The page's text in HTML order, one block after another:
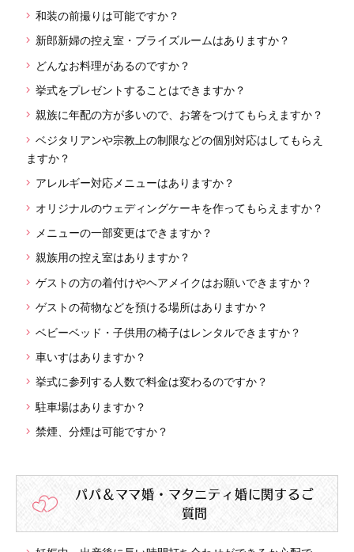
和装の前撮りは可能ですか？
新郎新婦の控え室・ブライズルームはありますか？
どんなお料理があるのですか？
挙式をプレゼントすることはできますか？
親族に年配の方が多いので、お箸をつけてもらえますか？
ベジタリアンや宗教上の制限などの個別対応はしてもらえ
ますか？
アレルギー対応メニューはありますか？
オリジナルのウェディングケーキを作ってもらえますか？
メニューの一部変更はできますか？
親族用の控え室はありますか？
ゲストの方の着付けやヘアメイクはお願いできますか？
ゲストの荷物などを預ける場所はありますか？
ベビーベッド・子供用の椅子はレンタルできますか？
車いすはありますか？
挙式に参列する人数で料金は変わるのですか？
駐車場はありますか？
禁煙、分煙は可能ですか？
パパ＆ママ婚・マタニティ婚に関するご
質問